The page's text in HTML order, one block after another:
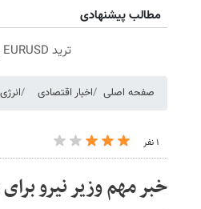
مطالب پیشنهادی
ترید EURUSD با اسپرد از صفر پیپ
صفحه اصلی اخبار اقتصادی انرژی
۱ نفر
خبر مهم وزیر نیرو